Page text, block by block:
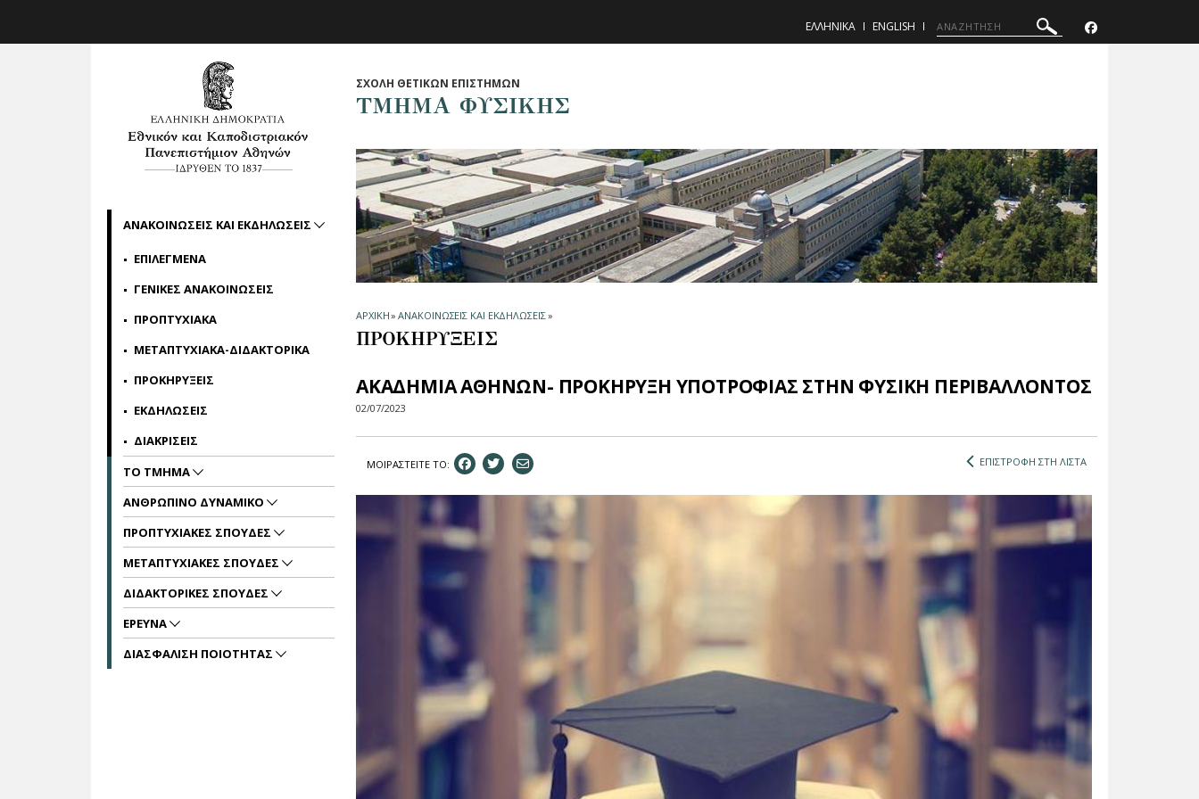
ΕΛΛΗΝΙΚΑ ENGLISH
ΣΧΟΛΗ ΘΕΤΙΚΩΝ ΕΠΙΣΤΗΜΩΝ
ΤΜΗΜΑ ΦΥΣΙΚΗΣ
ΑΡΧΙΚΗ» ΑΝΑΚΟΙΝΩΣΕΙΣ ΚΑΙ ΕΚΔΗΛΩΣΕΙΣ»
ΠΡΟΚΗΡΥΞΕΙΣ
ΑΚΑΔΗΜΙΑ ΑΘΗΝΩΝ- ΠΡΟΚΗΡΥΞΗ ΥΠΟΤΡΟΦΙΑΣ ΣΤΗΝ ΦΥΣΙΚΗ ΠΕΡΙΒΑΛΛΟΝΤΟΣ
02/07/2023
ΜΟΙΡΑΣΤEIΤΕ ΤΟ: ΕΠΙΣΤΡΟΦΗ ΣΤΗ ΛΙΣΤΑ
ΑΝΑΚΟΙΝΩΣΕΙΣ ΚΑΙ ΕΚΔΗΛΩΣΕΙΣ
ΕΠΙΛΕΓΜΕΝΑ
ΓΕΝΙΚΕΣ ΑΝΑΚΟΙΝΩΣΕΙΣ
ΠΡΟΠΤΥΧΙΑΚΑ
ΜΕΤΑΠΤΥΧΙΑΚΑ-ΔΙΔΑΚΤΟΡΙΚΑ
ΠΡΟΚΗΡΥΞΕΙΣ
ΕΚΔΗΛΩΣΕΙΣ
ΔΙΑΚΡΙΣΕΙΣ
ΤΟ ΤΜΗΜΑ
ΑΝΘΡΩΠΙΝΟ ΔΥΝΑΜΙΚΟ
ΠΡΟΠΤΥΧΙΑΚΕΣ ΣΠΟΥΔΕΣ
ΜΕΤΑΠΤΥΧΙΑΚΕΣ ΣΠΟΥΔΕΣ
ΔΙΔΑΚΤΟΡΙΚΕΣ ΣΠΟΥΔΕΣ
ΕΡΕΥΝΑ
ΔΙΑΣΦΑΛΙΣΗ ΠΟΙΟΤΗΤΑΣ